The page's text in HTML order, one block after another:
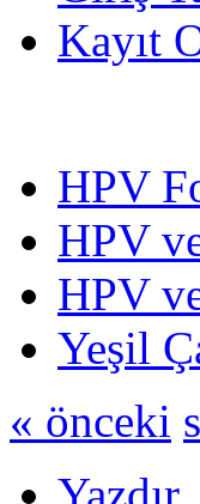
Kayıt
HPV
HPV
HPV
Yeşil
« önceki
Yazdır